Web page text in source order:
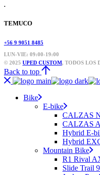
.
TEMUCO
+56 9 9051 8485
LUN-VIE: 09:00-19:00
© 2025 UPED CUSTOM, TODOS LOS
Back to top
Bike
E-bike
CALZAS
CALZAS
Hybrid E-
Hybrid
Mountain Bike
R1 Rival
Slide Trail